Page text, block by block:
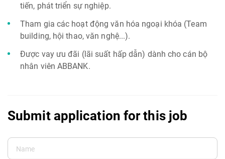
tiến, phát triển sự nghiệp.
Tham gia các hoạt động văn hóa ngoại khóa (Team
building, hội thao, văn nghệ...).
Được vay ưu đãi (lãi suất hấp dẫn) dành cho cán bộ
nhân viên ABBANK.
Submit application for this job